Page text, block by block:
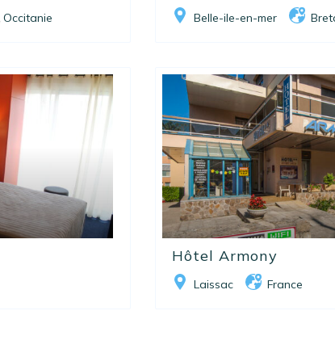
,Occitanie Belle-ile-en-mer
Hôtel Armony
Laissac France